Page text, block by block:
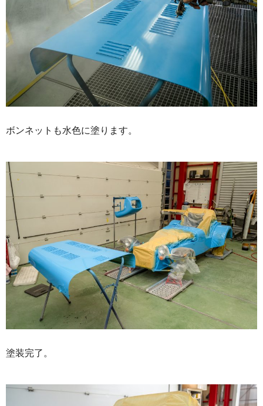
ボンネットも水色に塗ります。
塗装完了。